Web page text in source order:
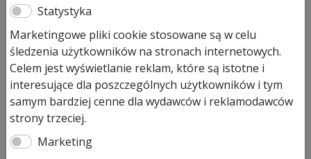
Produkt dostępny na zamówienie
ilość
Uchwyt
na
Narzędzia
Hörmann
do
domku
Dodaj do koszyka
Uchwyt na Narzędzia Hörmann
do domku ogrodowego.
Uchwyt na Narzędzia Hörmann to jedno z wielu
Statystyka
Marketingowe pliki cookie stosowane są w celu
śledzenia użytkowników na stronach internetowych.
Celem jest wyświetlanie reklam, które są istotne i
interesujące dla poszczególnych użytkowników i tym
samym bardziej cenne dla wydawców i reklamodawców
strony trzeciej.
Marketing